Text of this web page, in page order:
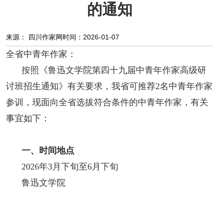
阅读
小说 散文 诗歌 文学评论
校园文学 其他阅读 文学访谈 作家新作
新书快讯
服务
的通知
来源： 四川作家网时间：2026-01-07
全省中青年作家：
按照《鲁迅文学院第四十九届中青年作家高级研
讨班招生通知》有关要求，我省可推荐2名中青年作家
参训，现面向全省选拔符合条件的中青年作家，有关
事宜如下：
一、时间地点
2026年3月下旬至6月下旬
鲁迅文学院